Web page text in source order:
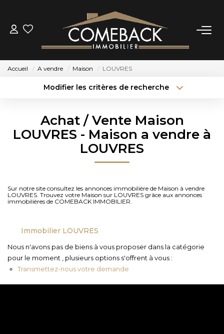
ACHETER
NOTRE AGENCE
CONTACT
Accueil A vendre Maison LOUVRES
Modifier les critères de recherche
Sélectionnez...
Type de bien
Plus de critères
Achat / Vente Maison
LOUVRES - Maison a vendre à
LOUVRES
Sur notre site consultez les annonces immobilière de Maison à vendre
LOUVRES. Trouvez votre Maison sur LOUVRES grâce aux annonces
immobilières de COMEBACK IMMOBILIER.
Immobilier LOUVRES
Nous n'avons pas de biens à vous proposer dans la catégorie
pour le moment , plusieurs options s'offrent à vous :
Transmettez-nous votre demande